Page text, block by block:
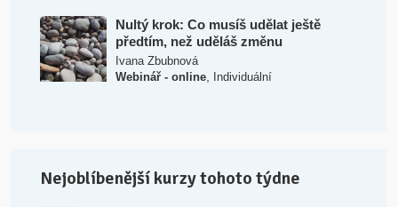
Nultý krok: Co musíš udělat ještě
předtím, než uděláš změnu
Ivana Zbubnová
Webinář - online, Individuální
Nejoblíbenější kurzy tohoto týdne